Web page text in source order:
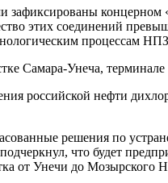
зафиксированы
этих соединений
процессам
Самара-Унеча,
российской нефти
решения по
что будет
от Унечи до Мозырского